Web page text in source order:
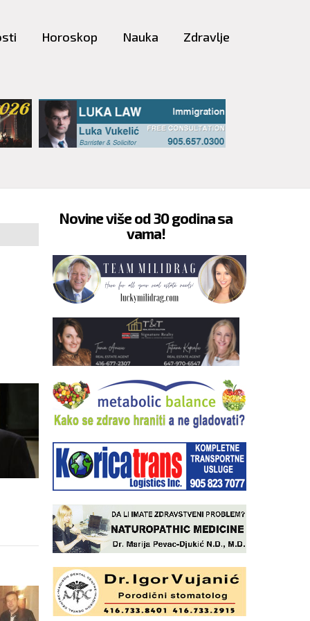
Horoskop Nauka Zdravlje
Novine više od 30 godina sa
vama!